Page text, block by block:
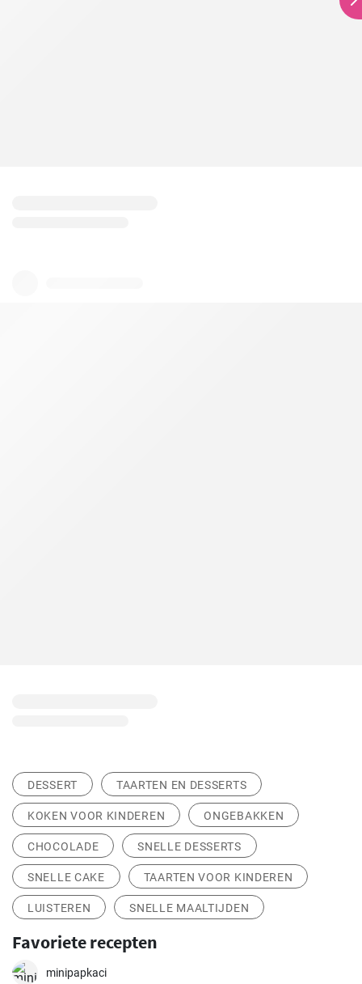
DESSERT TAARTEN EN DESSERTS
KOKEN VOOR KINDEREN ONGEBAKKEN
CHOCOLADE SNELLE DESSERTS
SNELLE CAKE TAARTEN VOOR KINDEREN
LUISTEREN SNELLE MAALTIJDEN
Favoriete recepten
minipapkaci